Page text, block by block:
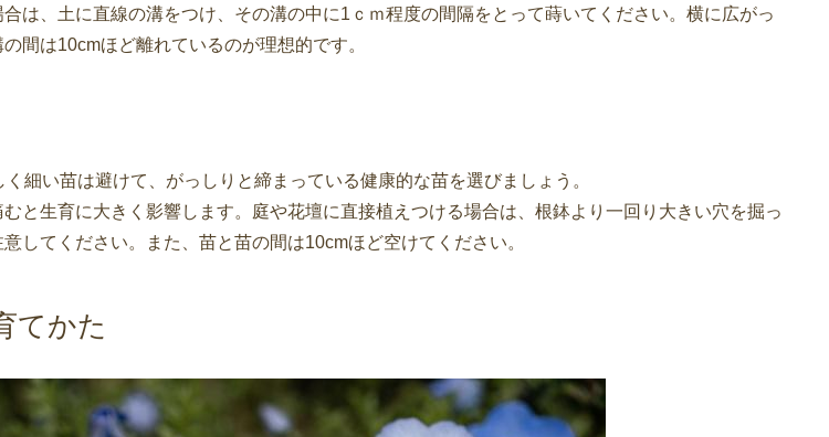
は、土に直線の溝をつけ、その溝の中に1ｃｍ程度の間隔をとって蒔いてください。横に広がっ
間は10cmほど離れているのが理想的です。
細い苗は避けて、がっしりと締まっている健康的な苗を選びましょう。
と生育に大きく影響します。庭や花壇に直接植えつける場合は、根鉢より一回り大きい穴を掘っ
してください。また、苗と苗の間は10cmほど空けてください。
てかた